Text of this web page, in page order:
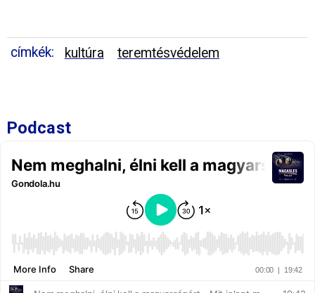
címkék: kultúra teremtésvédelem
Podcast